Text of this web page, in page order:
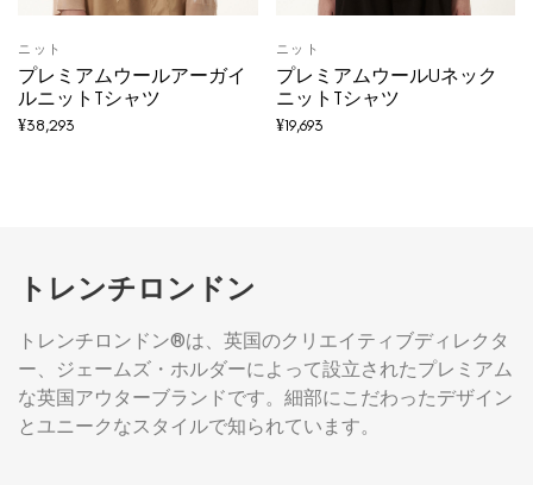
ニット
プレミアムウールアーガイ
ルニットTシャツ
¥38,293
ニット
プレミアムウールUネック
ニットTシャツ
¥19,693
トレンチロンドン
トレンチロンドン®は、英国のクリエイティブディレクタ
ー、ジェームズ・ホルダーによって設立されたプレミアム
な英国アウターブランドです。細部にこだわったデザイン
とユニークなスタイルで知られています。